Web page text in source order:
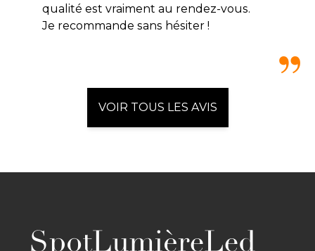
qualité est vraiment au rendez-vous.
Je recommande sans hésiter !
VOIR TOUS LES AVIS